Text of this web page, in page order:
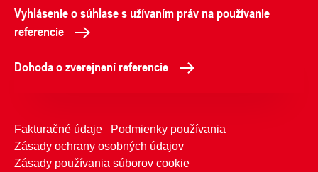
Vyhlásenie o súhlase s užívaním práv na používanie
referencie
Dohoda o zverejnení referencie
Fakturačné údaje
Podmienky používania
Zásady ochrany osobných údajov
Zásady používania súborov cookie